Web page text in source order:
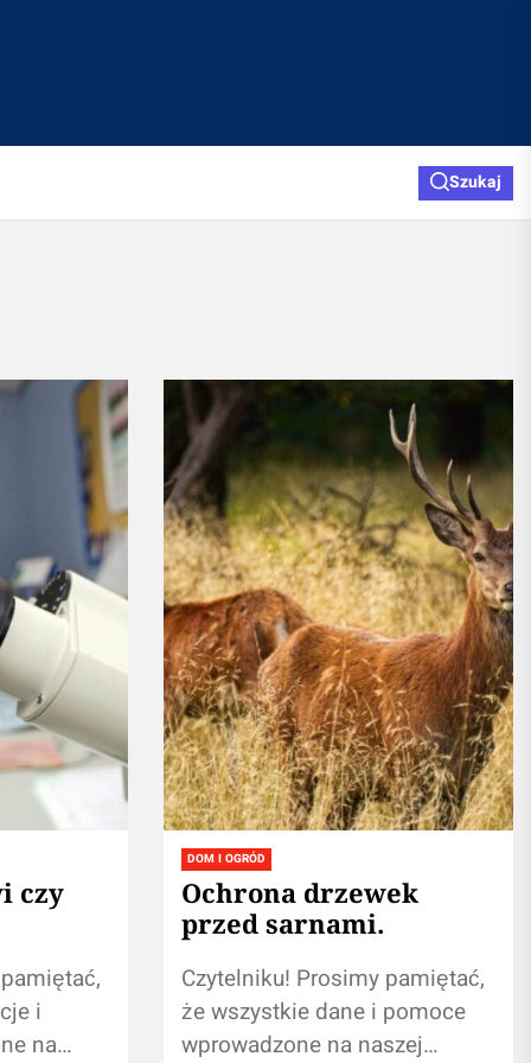
Szukaj
czy
i
na
DOM I OGRÓD
Ochrona drzewek
przed sarnami.
Czytelniku! Prosimy pamiętać,
że wszystkie dane i pomoce
wprowadzone na naszej